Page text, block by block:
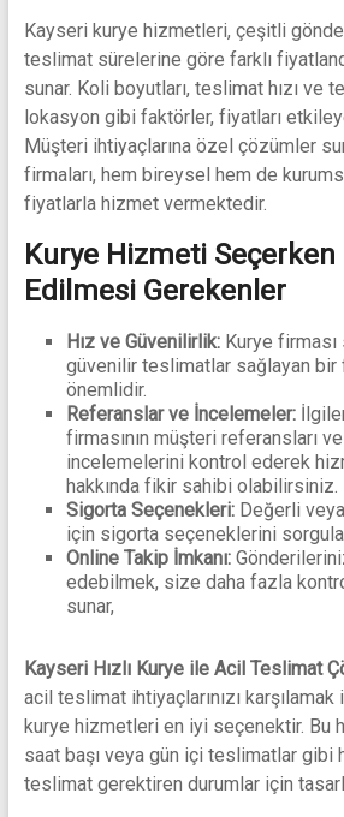
Kayseri kurye hizmetleri, çeşitli
teslimat sürelerine göre farklı
sunar. Koli boyutları, teslimat hızı ve
lokasyon gibi faktörler, fiyatları
Müşteri ihtiyaçlarına özel çözümler
firmaları, hem bireysel hem de
fiyatlarla hizmet vermektedir.
Kurye Hizmeti
Edilmesi Gerekenler
Hız ve Güvenilirlik:Kurye firması
güvenilir teslimatlar sağlayan bir
önemlidir.
Referanslar ve İncelemeler:
firmasının müşteri referansları
incelemelerini kontrol ederek
hakkında fikir sahibi olabilirsiniz.
Sigorta Seçenekleri:Değerli
için sigorta seçeneklerini
Online Takip İmkanı:
edebilmek, size daha fazla
sunar,
Kayseri Hızlı Kurye ile Acil Teslimat
acil teslimat ihtiyaçlarınızı karşılamak
kurye hizmetleri en iyi seçenektir. Bu
saat başı veya gün içi teslimatlar gibi
teslimat gerektiren durumlar için